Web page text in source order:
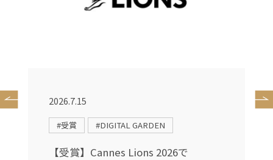
2026.7.15
#受賞 #DIGITAL GARDEN
【受賞】Cannes Lions 2026で